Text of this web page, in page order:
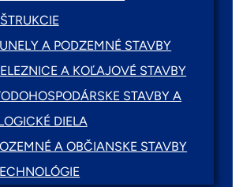
A PODZEMNÉ STAVBY
A KOĽAJOVÉ STAVBY
STAVBY A
DIELA
A OBČIANSKE STAVBY